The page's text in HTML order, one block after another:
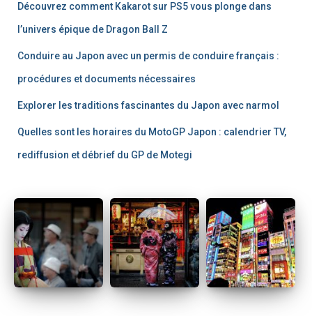
Découvrez comment Kakarot sur PS5 vous plonge dans
l’univers épique de Dragon Ball Z
Conduire au Japon avec un permis de conduire français :
procédures et documents nécessaires
Explorer les traditions fascinantes du Japon avec narmol
Quelles sont les horaires du MotoGP Japon : calendrier TV,
rediffusion et débrief du GP de Motegi